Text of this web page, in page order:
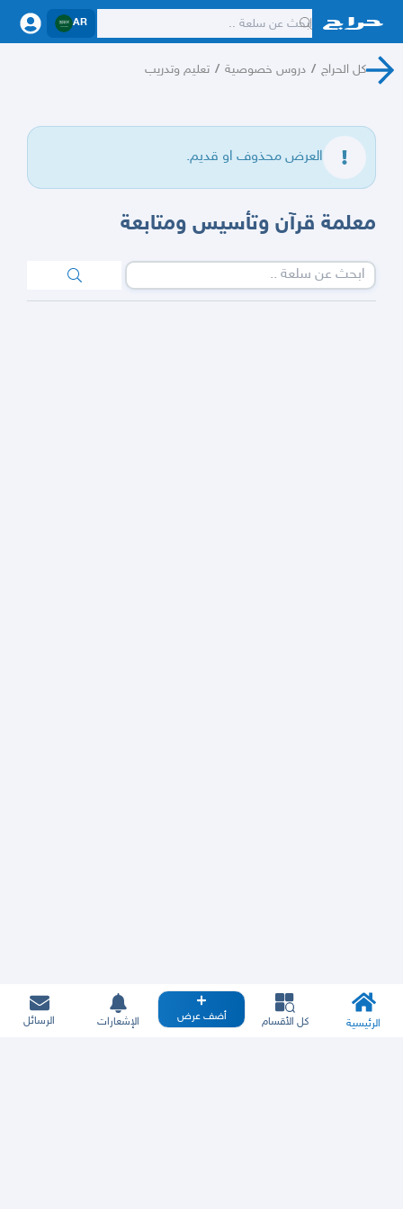
AR
كل الحراج / دروس خصوصية / تعليم وتدريب
العرض محذوف او قديم.
معلمة قرآن وتأسيس ومتابعة
الرئيسية كل الأقسام أضف عرض الإشعارات الرسائل